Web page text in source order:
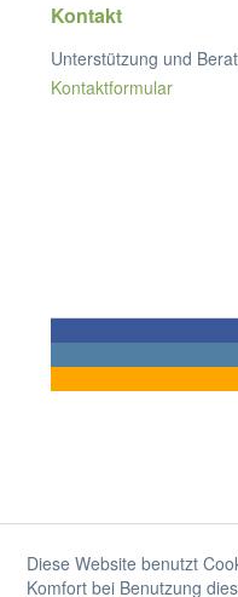
Kontakt
Unterstützung und
Kontaktformular
Diese Website benutzt
Komfort bei Benutzung